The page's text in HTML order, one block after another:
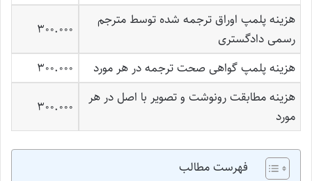
هزینه پلمپ اوراق ترجمه شده توسط مترجم
رسمی دادگستری
300.000
هزینه پلمپ گواهی صحت ترجمه در هر مورد
300.000
هزینه مطابقت رونوشت و تصویر با اصل در هر
مورد
300.000
فهرست مطالب